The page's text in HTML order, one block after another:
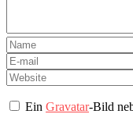
EinGravatar-Bild